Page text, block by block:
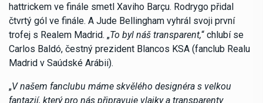
hattrickem ve finále smetl Xaviho Barçu. Rodrygo přidal
čtvrtý gól ve finále. A Jude Bellingham vyhrál svoji první
trofej s Realem Madrid. „To byl náš transparent,“ chlubí se
Carlos Baldó, čestný prezident Blancos KSA (fanclub Realu
Madrid v Saúdské Arábii).
„V našem fanclubu máme skvělého designéra s velkou
fantazií, který pro nás připravuje vlajky a transparenty